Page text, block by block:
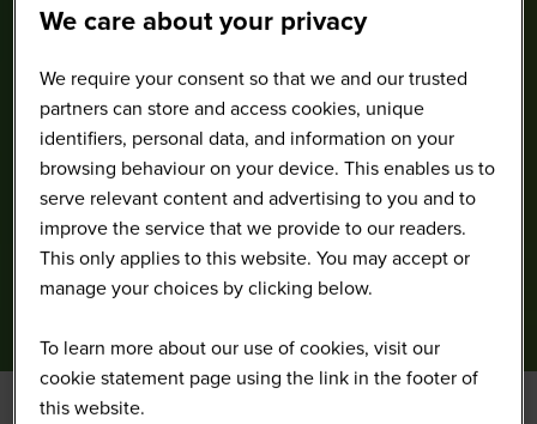
We care about your privacy
We require your consent so that we and our trusted
partners can store and access cookies, unique
identifiers, personal data, and information on your
browsing behaviour on your device. This enables us to
serve relevant content and advertising to you and to
improve the service that we provide to our readers.
This only applies to this website. You may accept or
manage your choices by clicking below.
To learn more about our use of cookies, visit our
cookie statement page using the link in the footer of
this website.